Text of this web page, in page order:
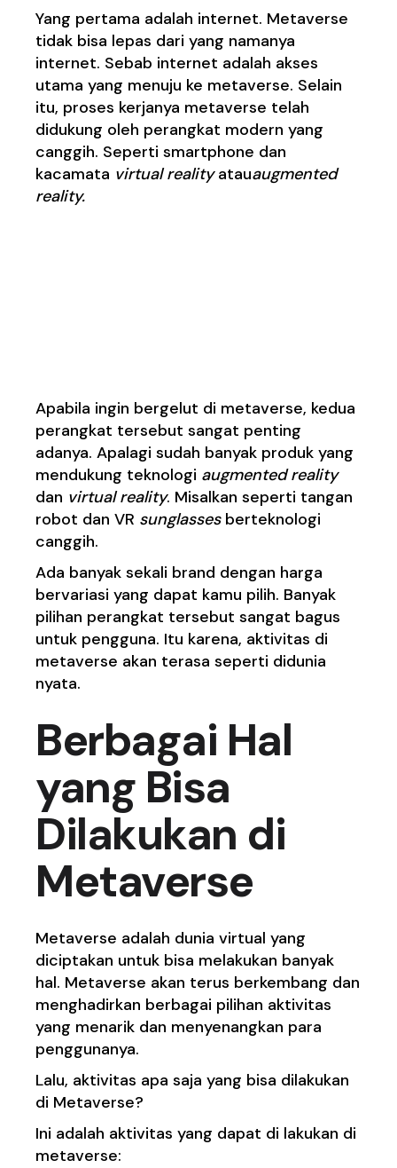
Yang pertama adalah internet. Metaverse
tidak bisa lepas dari yang namanya
internet. Sebab internet adalah akses
utama yang menuju ke metaverse. Selain
itu, proses kerjanya metaverse telah
didukung oleh perangkat modern yang
canggih. Seperti smartphone dan
kacamata virtual realityatauaugmented
reality.
Apabila ingin bergelut di metaverse, kedua
perangkat tersebut sangat penting
adanya. Apalagi sudah banyak produk yang
mendukung teknologi augmented reality
dan virtual reality. Misalkan seperti tangan
robot dan VR sunglasses berteknologi
canggih.
Ada banyak sekali brand dengan harga
bervariasi yang dapat kamu pilih. Banyak
pilihan perangkat tersebut sangat bagus
untuk pengguna. Itu karena, aktivitas di
metaverse akan terasa seperti didunia
nyata.
Berbagai Hal
yang Bisa
Dilakukan di
Metaverse
Metaverse adalah dunia virtual yang
diciptakan untuk bisa melakukan banyak
hal. Metaverse akan terus berkembang dan
menghadirkan berbagai pilihan aktivitas
yang menarik dan menyenangkan para
penggunanya.
Lalu, aktivitas apa saja yang bisa dilakukan
di Metaverse?
Ini adalah aktivitas yang dapat di lakukan di
metaverse: